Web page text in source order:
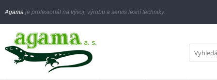
Agama je profesionál na vývoj, výrobu a servis lesní techniky.